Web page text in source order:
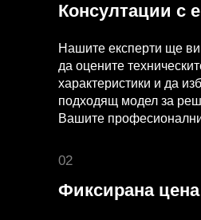
Консултации с
Нашите експерти ще
да оцените
характеристики и да
подходящ модел за
Вашите
02
Фиксирана цена